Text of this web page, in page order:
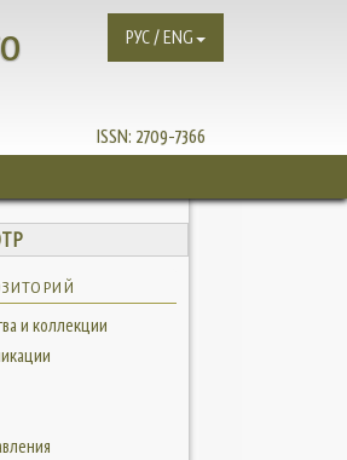
ISSN: 2709-7366
РУС / ENG
и коллекции